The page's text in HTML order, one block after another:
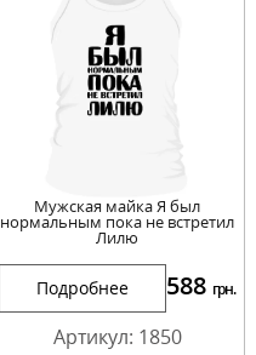
Мужская майка Я был
нормальным пока не встретил
Лилю
Подробнее 588 грн.
Артикул: 1850